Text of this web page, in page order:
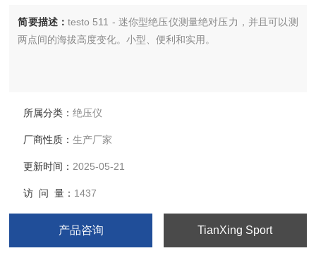
简要描述：testo 511 - 迷你型绝压仪测量绝对压力，并且可以测
两点间的海拔高度变化。小型、便利和实用。
所属分类：绝压仪
厂商性质：生产厂家
更新时间： 2025-05-21
访 问 量： 1437
产品咨询 TianXing Sport